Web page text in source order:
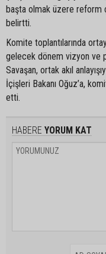
başta olmak üzere reform
belirtti.
Komite toplantılarında
gelecek dönem vizyon ve
Savaşan, ortak akıl
İçişleri Bakanı Oğuz’a,
etti.
HABERE YORUM KAT